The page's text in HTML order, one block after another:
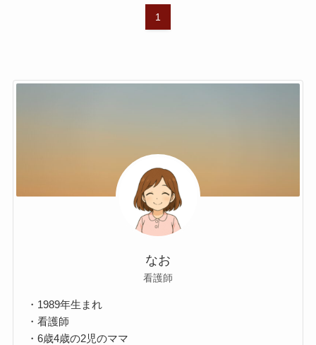
1
なお
看護師
・1989年生まれ
・看護師
・6歳4歳の2児のママ